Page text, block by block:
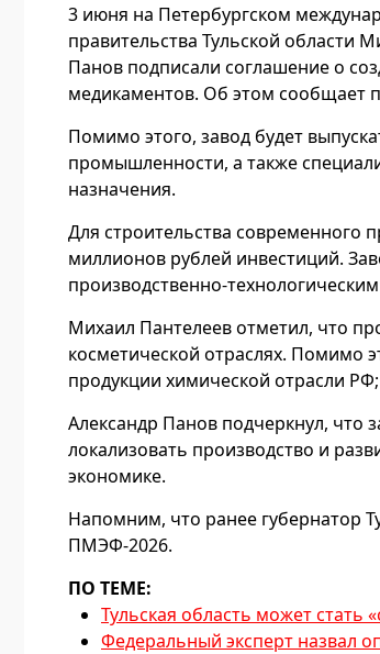
3 июня на Петербургском
правительства Тульской области
Панов подписали соглашение о
медикаментов. Об этом сообщает
Помимо этого, завод будет
промышленности, а также
назначения.
Для строительства современного
миллионов рублей инвестиций.
производственно-
Михаил Пантелеев отметил, что
косметической отраслях. Помимо
продукции химической отрасли
Александр Панов подчеркнул, что
локализовать производство и
экономике.
Напомним, что ранее губернатор
ПМЭФ-2026.
ПО ТЕМЕ:
Тульская область может стать
Федеральный эксперт назвал